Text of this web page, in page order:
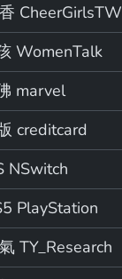
CheerGirlsTW
WomenTalk
marvel
creditcard
NSwitch
PlayStation
TY_Research